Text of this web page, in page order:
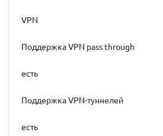
VPN
Поддержка VPN pass through
есть
Поддержка VPN-туннелей
есть